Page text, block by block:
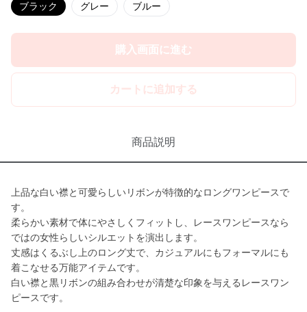
ブラック グレー ブルー
購入画面に進む
カートに追加する
商品説明
上品な白い襟と可愛らしいリボンが特徴的なロングワンピースで
す。
柔らかい素材で体にやさしくフィットし、レースワンピースなら
ではの女性らしいシルエットを演出します。
丈感はくるぶし上のロング丈で、カジュアルにもフォーマルにも
着こなせる万能アイテムです。
白い襟と黒リボンの組み合わせが清楚な印象を与えるレースワン
ピースです。